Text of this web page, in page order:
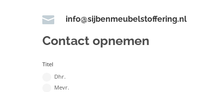
 info@sijbenmeubelstoffering.nl
Contact opnemen
Titel
Dhr.
Mevr.